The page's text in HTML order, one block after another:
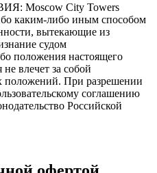
Moscow City Towers
каким-либо иным способом
вытекающие из
судом
положения настоящего
влечет за собой
положений. При разрешении
соглашению
Российской